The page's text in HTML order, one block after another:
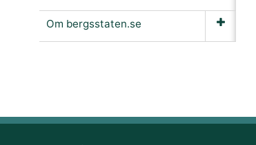
Om bergsstaten.se